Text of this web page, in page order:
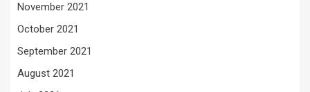
November 2021
October 2021
September 2021
August 2021